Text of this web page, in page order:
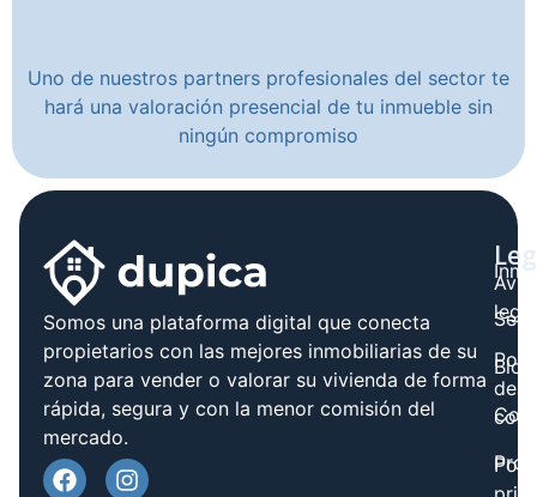
Uno de nuestros partners profesionales del sector te
hará una valoración presencial de tu inmueble sin
ningún compromiso
Somos una plataforma digital que conecta
propietarios con las mejores inmobiliarias de su
zona para vender o valorar su vivienda de forma
rápida, segura y con la menor comisión del
mercado.
Blog
legal
de